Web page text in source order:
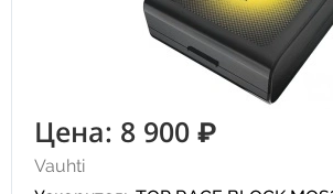
Цена: 8 900 ₽
Vauhti